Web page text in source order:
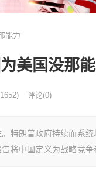
能力
美国没那
评论(0)
特朗普政府持续而系
将中国定义为战略竞争